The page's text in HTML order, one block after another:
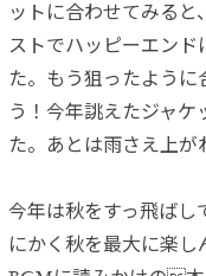
ットに合わせてみると
ストでハッピーエンド
た。もう狙ったよう
う！今年誂えたジャケ
た。あとは雨さえ上が
今年は秋をすっ飛ばし
にかく秋を最大に楽し